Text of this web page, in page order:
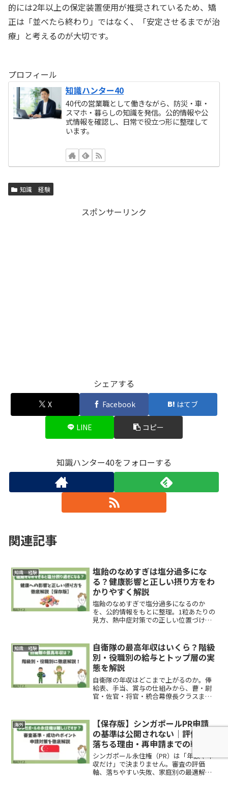
的には2年以上の保定装置使用が推奨されているため、矯
正は「並べたら終わり」ではなく、「安定させるまでが治
療」と考えるのが大切です。
プロフィール
知識ハンター40
40代の営業職として働きながら、防災・車・
スマホ・暮らしの知識を発信。公的情報や公
式情報を確認し、日常で役立つ形に整理して
います。
知識 経験
スポンサーリンク
シェアする
X Facebook はてブ
LINE コピー
知識ハンター40をフォローする
関連記事
知識 経験
塩飴のなめすぎは塩分過多にな
る？健康影響と正しい摂り方をわ
かりやすく解説
塩飴のなめすぎで塩分過多になるのか
を、公的情報をもとに整理。1粒あたりの
見方、熱中症対策での正しい位置づけ、
解説します。
知識 経験
自衛隊の最高年収はいくら？階級
別・役職別の給与とトップ層の実
態を解説
自衛隊の年収はどこまで上がるのか。俸
給表、手当、賞与の仕組みから、曹・尉
官・佐官・将官・統合幕僚長クラスまで
ります。
海外
【保存版】シンガポールPR申請
の基準は公開されない｜評価軸・
落ちる理由・再申請までの戦略
シンガポール永住権（PR）は「年数や年
収だけ」で決まりません。審査の評価
軸、落ちやすい失敗、家庭別の最適解、